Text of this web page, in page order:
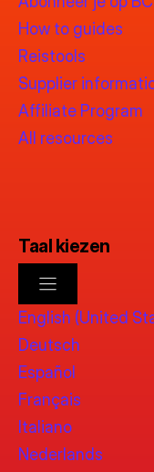
How to guides
Reistools
Supplier
Affiliate Program
All resources
Taal kiezen
English (United
Deutsch
Español
Français
Italiano
Nederlands